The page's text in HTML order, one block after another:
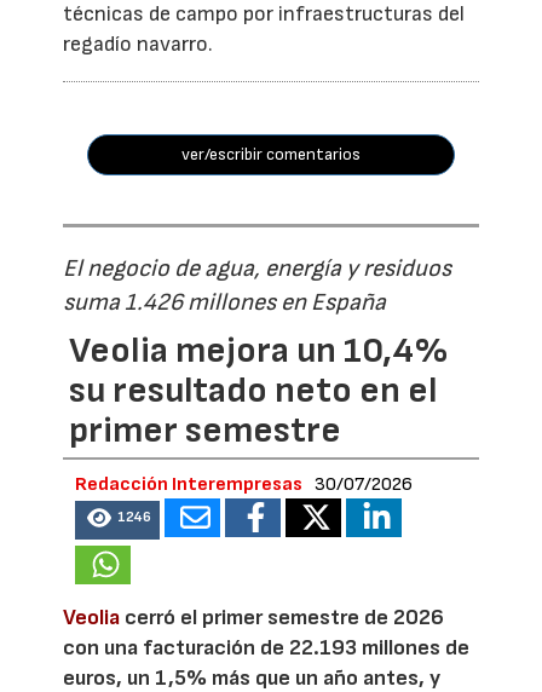
técnicas de campo por infraestructuras del
regadío navarro.
ver/escribir comentarios
El negocio de agua, energía y residuos
suma 1.426 millones en España
Veolia mejora un 10,4%
su resultado neto en el
primer semestre
Redacción Interempresas 30/07/2026
1246
Veolia cerró el primer semestre de 2026
con una facturación de 22.193 millones de
euros, un 1,5% más que un año antes, y